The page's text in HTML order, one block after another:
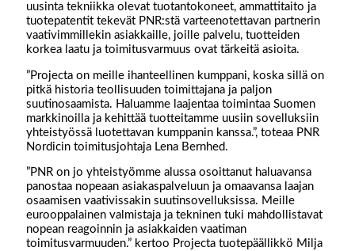
uusinta tekniikka olevat tuotantokoneet, ammattitaito ja
tuotepatentit tekevät PNR:stä varteenotettavan partnerin
vaativimmillekin asiakkaille, joille palvelu, tuotteiden
korkea laatu ja toimitusvarmuus ovat tärkeitä asioita.
”Projecta on meille ihanteellinen kumppani, koska sillä on
pitkä historia teollisuuden toimittajana ja paljon
suutinosaamista. Haluamme laajentaa toimintaa Suomen
markkinoilla ja kehittää tuotteitamme uusiin sovelluksiin
yhteistyössä luotettavan kumppanin kanssa.”, toteaa PNR
Nordicin toimitusjohtaja Lena Bernhed.
”PNR on jo yhteistyömme alussa osoittanut haluavansa
panostaa nopeaan asiakaspalveluun ja omaavansa laajan
osaamisen vaativissakin suutinsovelluksissa. Meille
eurooppalainen valmistaja ja tekninen tuki mahdollistavat
nopean reagoinnin ja asiakkaiden vaatiman
toimitusvarmuuden.” kertoo Projecta tuotepäällikkö Milja